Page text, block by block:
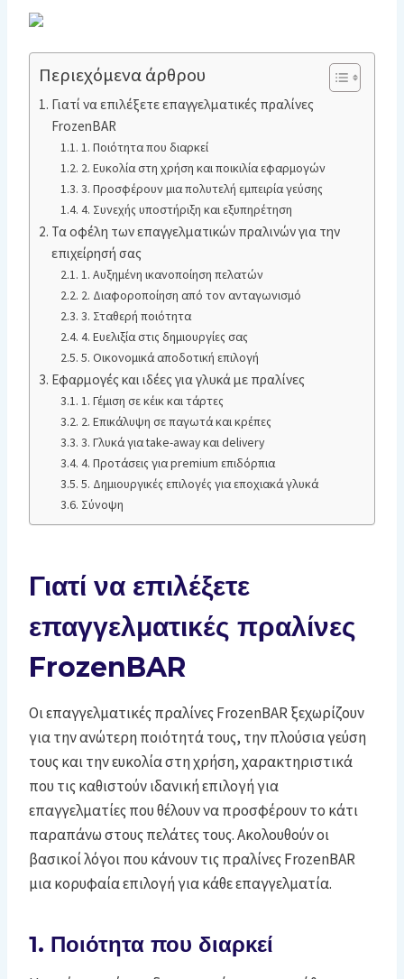
Περιεχόμενα άρθρου
Γιατί να επιλέξετε επαγγελματικές πραλίνες
FrozenBAR
1. Ποιότητα που διαρκεί
2. Ευκολία στη χρήση και ποικιλία εφαρμογών
3. Προσφέρουν μια πολυτελή εμπειρία γεύσης
4. Συνεχής υποστήριξη και εξυπηρέτηση
Τα οφέλη των επαγγελματικών πραλινών για την
επιχείρησή σας
1. Αυξημένη ικανοποίηση πελατών
2. Διαφοροποίηση από τον ανταγωνισμό
3. Σταθερή ποιότητα
4. Ευελιξία στις δημιουργίες σας
5. Οικονομικά αποδοτική επιλογή
Εφαρμογές και ιδέες για γλυκά με πραλίνες
1. Γέμιση σε κέικ και τάρτες
2. Επικάλυψη σε παγωτά και κρέπες
3. Γλυκά για take-away και delivery
4. Προτάσεις για premium επιδόρπια
5. Δημιουργικές επιλογές για εποχιακά γλυκά
Σύνοψη
Γιατί να επιλέξετε
επαγγελματικές πραλίνες
FrozenBAR
Οι επαγγελματικές πραλίνες FrozenBAR ξεχωρίζουν
για την ανώτερη ποιότητά τους, την πλούσια γεύση
τους και την ευκολία στη χρήση, χαρακτηριστικά
που τις καθιστούν ιδανική επιλογή για
επαγγελματίες που θέλουν να προσφέρουν το κάτι
παραπάνω στους πελάτες τους. Ακολουθούν οι
βασικοί λόγοι που κάνουν τις πραλίνες FrozenBAR
μια κορυφαία επιλογή για κάθε επαγγελματία.
1. Ποιότητα που διαρκεί